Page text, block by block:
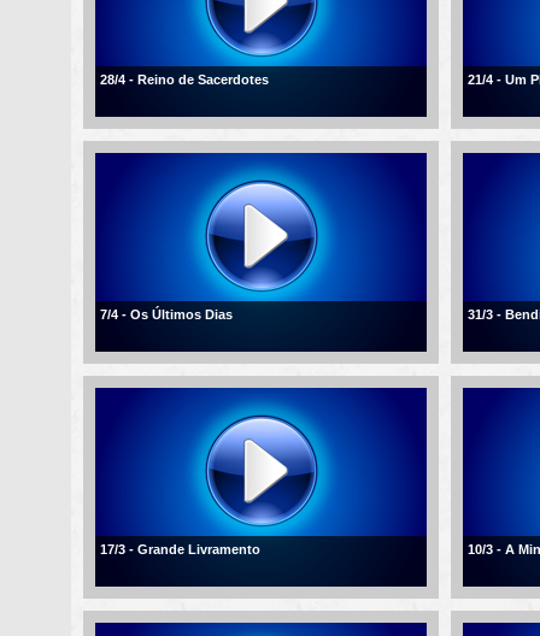
28/4 - Reino de Sacerdotes 21/4 - Um
7/4 - Os Últimos Dias 31/3 -
17/3 - Grande Livramento 10/3 - A